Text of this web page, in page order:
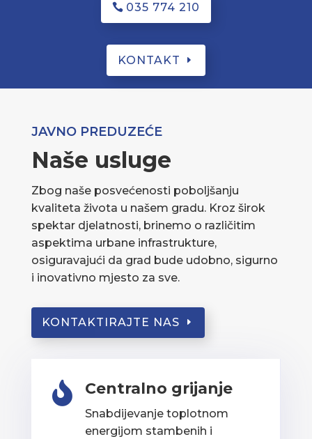
035 774 210
KONTAKT
JAVNO PREDUZEĆE
Naše usluge
Zbog naše posvećenosti poboljšanju
kvaliteta života u našem gradu. Kroz širok
spektar djelatnosti, brinemo o različitim
aspektima urbane infrastrukture,
osiguravajući da grad bude udobno, sigurno
i inovativno mjesto za sve.
KONTAKTIRAJTE NAS
 Centralno grijanje
Snabdijevanje toplotnom
energijom stambenih i